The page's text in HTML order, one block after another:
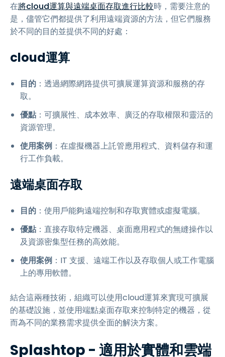
在將cloud運算與遠端桌面存取進行比較時，需要注意的
是，儘管它們都提供了利用遠端資源的方法，但它們服務
於不同的目的並提供不同的好處：
cloud運算
目的 ：透過網際網路提供可擴展運算資源和服務的存
取。
優點 ：可擴展性、成本效率、廣泛的存取權限和靈活的
資源管理。
使用案例 ：在虛擬機器上託管應用程式、資料儲存和運
行工作負載。
遠端桌面存取
目的 ：使用戶能夠遠端控制和存取實體或虛擬電腦。
優點 ：直接存取特定機器、桌面應用程式的無縫操作以
及資源密集型任務的高效能。
使用案例 ：IT 支援、遠端工作以及存取個人或工作電腦
上的專用軟體。
結合這兩種技術，組織可以使用cloud運算來實現可擴展
的基礎設施，並使用端點桌面存取來控制特定的機器，從
而為不同的業務需求提供全面的解決方案。
Splashtop - 適用於實體和雲端